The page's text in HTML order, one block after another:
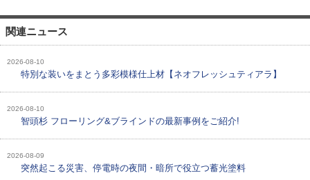
関連ニュース
2026-08-10
特別な装いをまとう多彩模様仕上材【ネオフレッシュティアラ】
2026-08-10
智頭杉 フローリング&ブラインドの最新事例をご紹介!
2026-08-09
突然起こる災害、停電時の夜間・暗所で役立つ蓄光塗料